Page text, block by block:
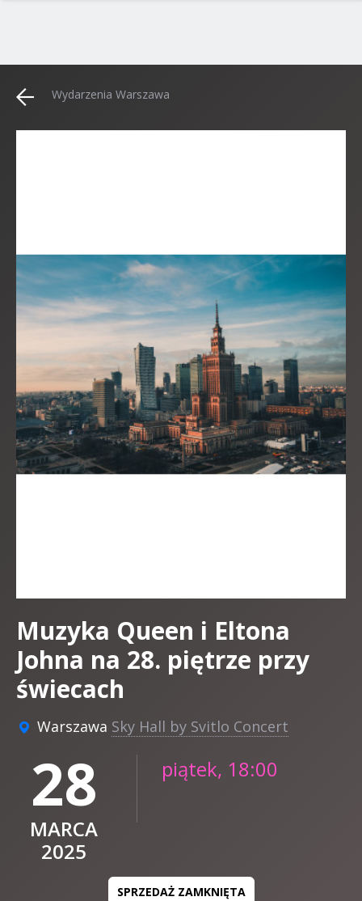
Wydarzenia Warszawa
Muzyka Queen i Eltona
Johna na 28. piętrze przy
świecach
Warszawa Sky Hall by Svitlo Concert
28
MARCA
2025
piątek, 18:00
SPRZEDAŻ ZAMKNIĘTA